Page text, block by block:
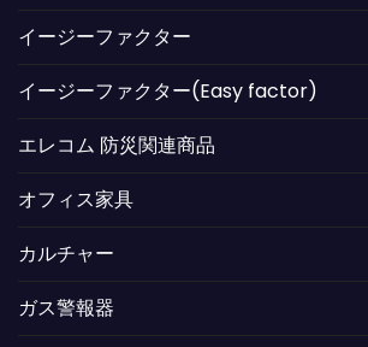
イージーファクター
イージーファクター(Easy factor)
エレコム 防災関連商品
オフィス家具
カルチャー
ガス警報器